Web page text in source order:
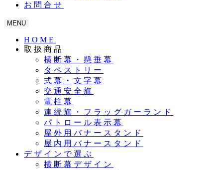
お問合せ
MENU
HOME
取扱商品
横断幕・懸垂幕
タペストリー
式幕・文字幕
交通安全旗
電柱幕
連続旗・フラッグガーランド
パトロール表示幕
屋外用バナースタンド
屋内用バナースタンド
デザインで選ぶ
横断幕デザイン